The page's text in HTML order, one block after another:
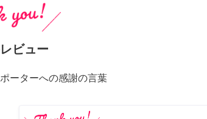
ビュー
ーターへの感謝の言葉